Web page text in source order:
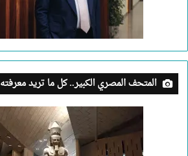
المتحف المصري الكبير.. كل ما تريد معرفته